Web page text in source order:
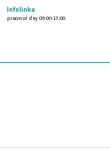
Infolinka
pracovní dny 09:00-17:00